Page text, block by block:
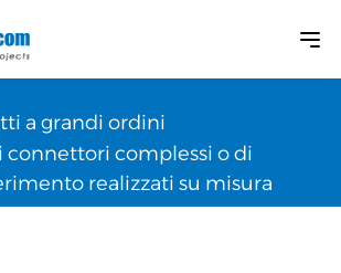
impegnato a realizzare cablaggi
a grandi ordini
connettori complessi o di
realizzati su misura